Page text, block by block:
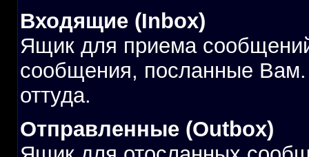
Входящие (Inbox)
Ящик для приема
сообщения, посланные
оттуда.
Отправленные (Outbox)